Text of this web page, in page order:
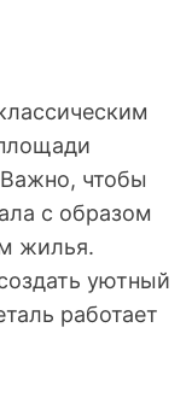
чтобы
с образом
жилья.
уютный
работает